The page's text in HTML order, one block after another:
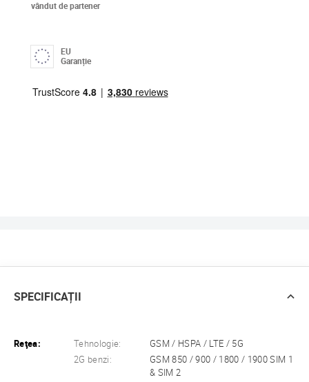
vândut de partener
EU
Garanție
SPECIFICAȚII
Reţea: Tehnologie:
GSM / HSPA / LTE / 5G
2G benzi:
GSM 850 / 900 / 1800 / 1900 SIM 1
& SIM 2